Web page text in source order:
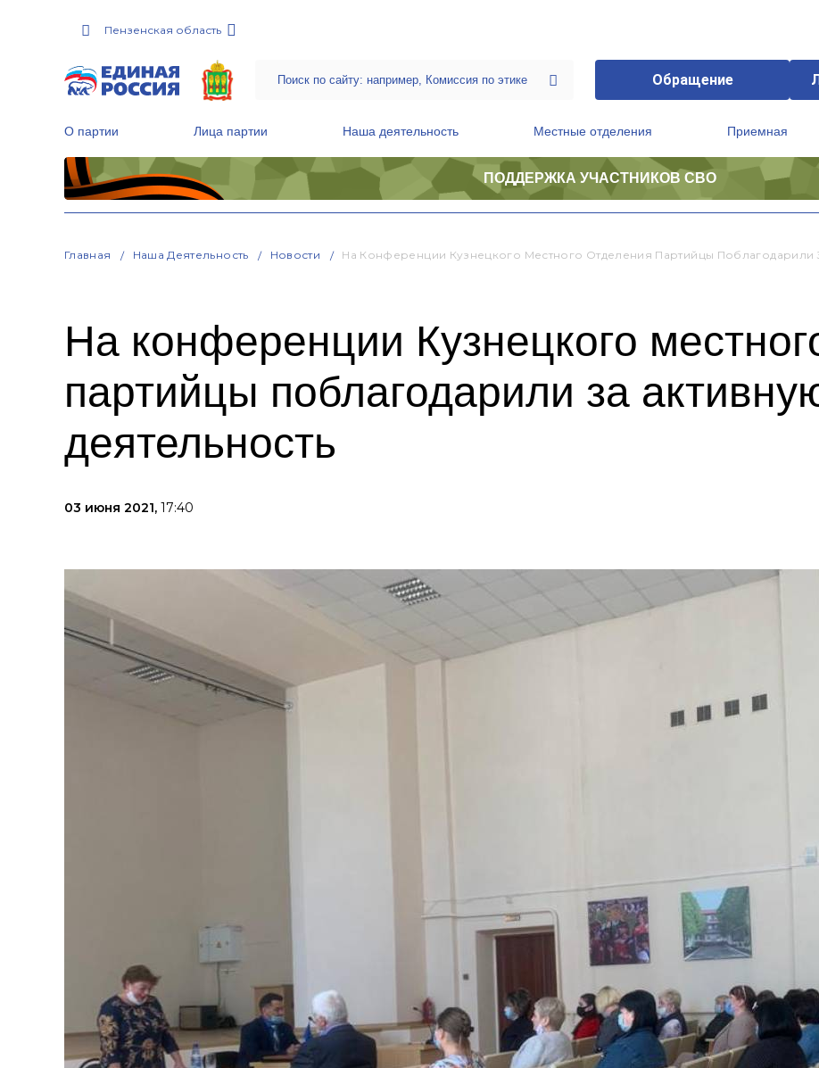
Пензенская область
Обращение
О партии Лица партии Наша деятельность Местные отделения Приемная
ПОДДЕРЖКА УЧАСТНИКОВ СВО
Главная Наша Деятельность Новости На Конференции Кузнецкого Местного Отделения Партийцы Поблагодарили
На конференции Кузнецкого
партийцы поблагодарили за
деятельность
03 июня 2021, 17:40